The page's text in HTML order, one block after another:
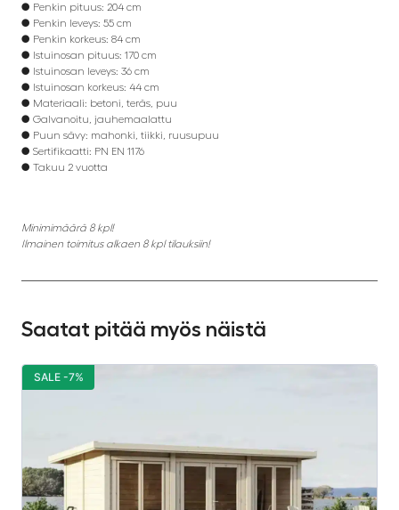
● Penkin pituus: 204 cm
● Penkin leveys: 55 cm
● Penkin korkeus: 84 cm
● Istuinosan pituus: 170 cm
● Istuinosan leveys: 36 cm
● Istuinosan korkeus: 44 cm
● Materiaali: betoni, teräs, puu
● Galvanoitu, jauhemaalattu
● Puun sävy: mahonki, tiikki, ruusupuu
● Sertifikaatti: PN EN 1176
● Takuu 2 vuotta
Minimimäärä 8 kpl!
Ilmainen toimitus alkaen 8 kpl tilauksiin!
Saatat pitää myös näistä
SALE -7%